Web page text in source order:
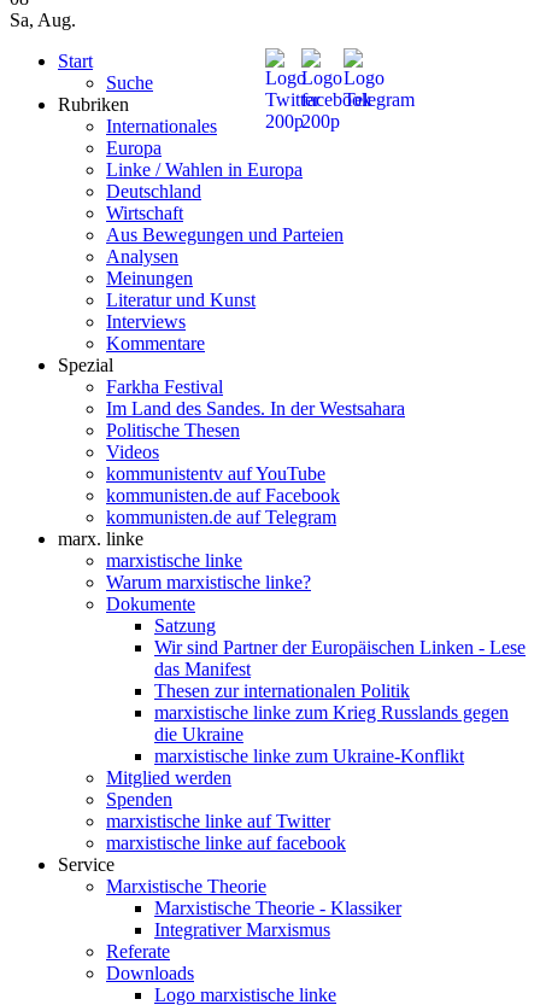
Sa, Aug.
Start
Suche
Rubriken
Internationales
Europa
Linke / Wahlen in Europa
Deutschland
Wirtschaft
Aus Bewegungen und Parteien
Analysen
Meinungen
Literatur und Kunst
Interviews
Kommentare
Spezial
Farkha Festival
Im Land des Sandes. In der Westsahara
Politische Thesen
Videos
kommunistentv auf YouTube
kommunisten.de auf Facebook
kommunisten.de auf Telegram
marx. linke
marxistische linke
Warum marxistische linke?
Dokumente
Satzung
Wir sind Partner der Europäischen Linken - Lese
das Manifest
Thesen zur internationalen Politik
marxistische linke zum Krieg Russlands gegen
die Ukraine
marxistische linke zum Ukraine-Konflikt
Mitglied werden
Spenden
marxistische linke auf Twitter
marxistische linke auf facebook
Service
Marxistische Theorie
Marxistische Theorie - Klassiker
Integrativer Marxismus
Referate
Downloads
Logo marxistische linke